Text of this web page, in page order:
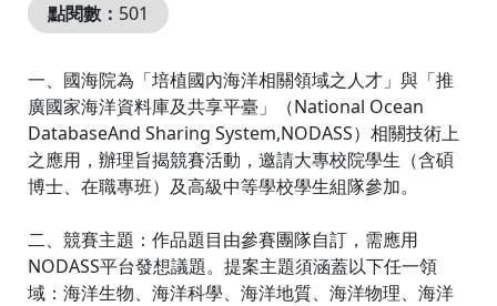
點閱數： 501
一、國海院為「培植國內海洋相關領域之人才」與「推
廣國家海洋資料庫及共享平臺」（National Ocean
DatabaseAnd Sharing System,NODASS）相關技術上
之應用，辦理旨揭競賽活動，邀請大專校院學生（含碩
博士、在職專班）及高級中等學校學生組隊參加。
二、競賽主題：作品題目由參賽團隊自訂，需應用
NODASS平台發想議題。提案主題須涵蓋以下任一領
域：海洋生物、海洋科學、海洋地質、海洋物理、海洋